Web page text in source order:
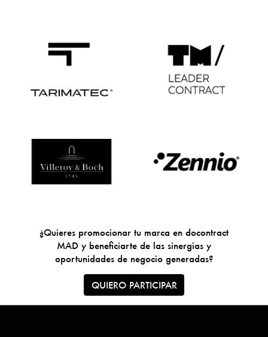
¿Quieres promocionar tu marca en docontract
MAD y beneficiarte de las sinergias y
oportunidades de negocio generadas?
QUIERO PARTICIPAR